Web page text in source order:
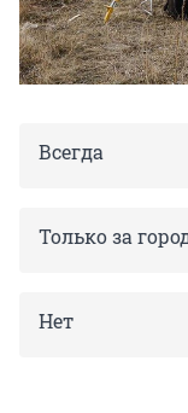
Всегда
Только за
Нет